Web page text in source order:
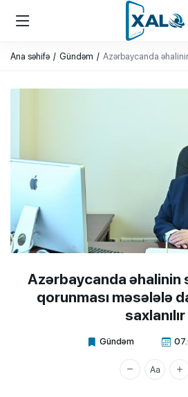
XALQ.ONLINE
ONLAYN PLATFORMA
Ana səhifə Gündəm Azərbaycanda
Azərbaycanda əhalinin
qorunması məsələlə
saxlanılır
Gündəm